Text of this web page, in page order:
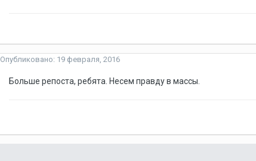
Опубликовано: 19 февраля, 2016
Больше репоста, ребята. Несем правду в массы.